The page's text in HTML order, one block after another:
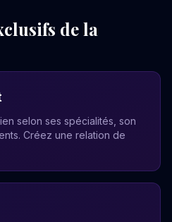
de la
selon ses spécialités, son
Créez une relation de